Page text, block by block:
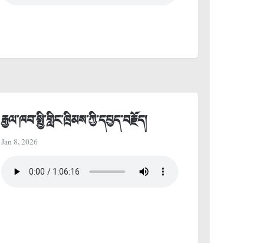
རྒྱལ་ཁབ་སྤྱི་གླིང་ཁྲིམས་ཀྱི་དཔྱད་བརྗོད།
Jan 8, 2026